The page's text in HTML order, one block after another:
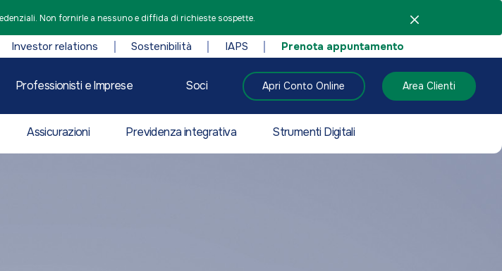
Non fornirle a nessuno e diffida di richieste sospette.
Investor relations Sostenibilità IAPS Prenota appuntamento
Professionisti e Imprese Soci Apri Conto Online Area Clienti
Assicurazioni Previdenza integrativa Strumenti Digitali